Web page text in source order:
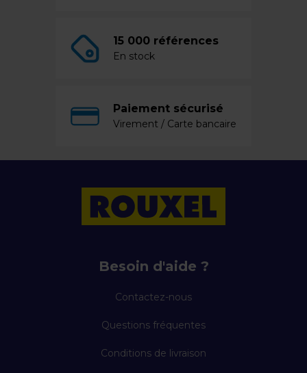
15 000 références
En stock
Paiement sécurisé
Virement / Carte bancaire
Besoin d'aide ?
Contactez-nous
Questions fréquentes
Conditions de livraison